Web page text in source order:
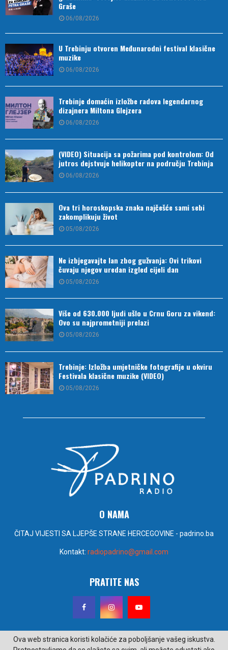
Graše
06/08/2026
U Trebinju otvoren Međunarodni festival klasične
muzike
06/08/2026
Trebinje domaćin izložbe radova legendarnog
dizajnera Miltona Glejzera
06/08/2026
(VIDEO) Situacija sa požarima pod kontrolom: Od
jutros dejstvuje helikopter na području Trebinja
06/08/2026
Ova tri horoskopska znaka najčešće sami sebi
zakomplikuju život
05/08/2026
Ne izbjegavajte lan zbog gužvanja: Ovi trikovi
čuvaju njegov uredan izgled cijeli dan
05/08/2026
Više od 630.000 ljudi ušlo u Crnu Goru za vikend:
Ovo su najprometniji prelazi
05/08/2026
Trebinje: Izložba umjetničke fotografije u okviru
Festivala klasične muzike (VIDEO)
05/08/2026
O NAMA
ČITAJ VIJESTI SA LJEPŠE STRANE HERCEGOVINE - padrino.ba
Kontakt: radiopadrino@gmail.com
PRATITE NAS
Ova web stranica koristi kolačiće za poboljšanje vašeg iskustva.